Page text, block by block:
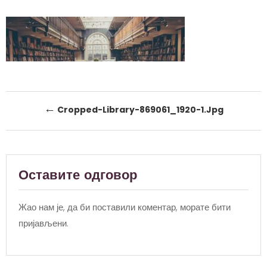
navigation
← Cropped-Library-869061_1920-1.jpg
Оставите одговор
Жао нам је, да би поставили коментар, морате бити
пријављени.